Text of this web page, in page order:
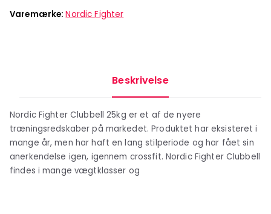
Varemærke:Nordic Fighter
Beskrivelse
Nordic Fighter Clubbell 25kg er et af de nyere
træningsredskaber på markedet. Produktet har eksisteret i
mange år, men har haft en lang stilperiode og har fået sin
anerkendelse igen, igennem crossfit. Nordic Fighter Clubbell
findes i mange vægtklasser og